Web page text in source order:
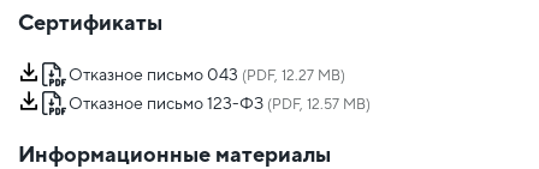
Сертификаты
Отказное письмо 043 (PDF, 12.27 MB)
Отказное письмо 123-ФЗ (PDF, 12.57 MB)
Информационные материалы